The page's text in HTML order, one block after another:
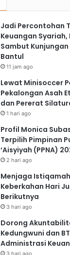
Jadi Percontohan
Keuangan Syariah,
Sambut
Bantul
11 jam ago
Lewat Minisoccer
Pekalongan Asah
dan Pererat
1 hari ago
Profil Monica
Terpilih Pimpinan
‘Aisyiyah (PPNA)
2 hari ago
Menjaga
Keberkahan Hari
Berikutnya
3 hari ago
Dorong
Kedungwuni dan
Administrasi